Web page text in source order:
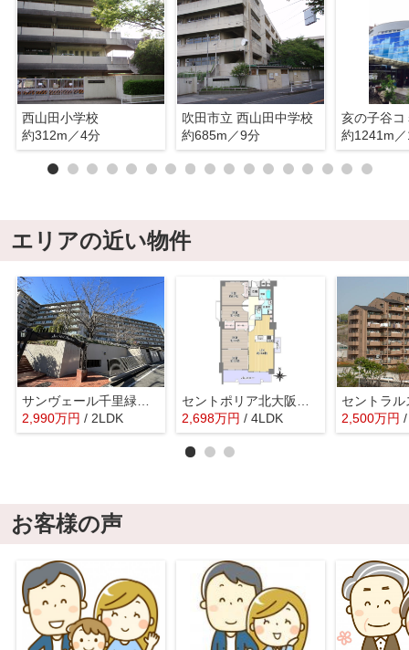
西山田小学校
約312m／4分
吹田市立 西山田中学校
約685m／9分
約1241m
エリアの近い物件
2,990万円 / 2LDK
2,698万円 / 4LDK 2,500万円
お客様の声